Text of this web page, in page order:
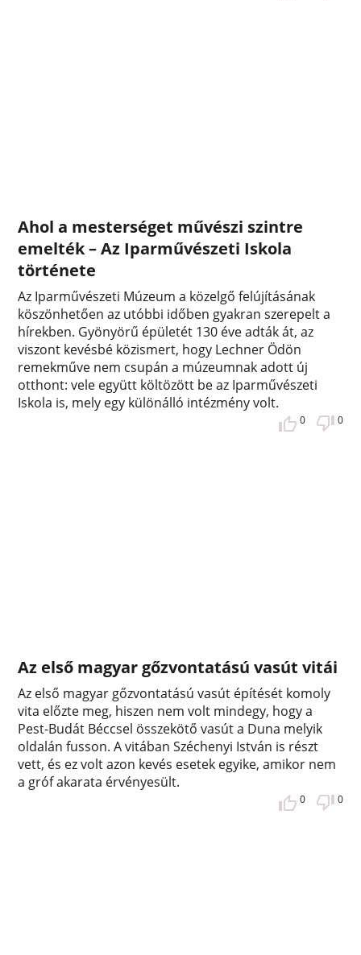
Ahol a mesterséget művészi szintre
emelték – Az Iparművészeti Iskola
története
Az Iparművészeti Múzeum a közelgő felújításának
köszönhetően az utóbbi időben gyakran szerepelt a
hírekben. Gyönyörű épületét 130 éve adták át, az
viszont kevésbé közismert, hogy Lechner Ödön
remekműve nem csupán a múzeumnak adott új
otthont: vele együtt költözött be az Iparművészeti
Iskola is, mely egy különálló intézmény volt.
0 0
Az első magyar gőzvontatású vasút vitái
Az első magyar gőzvontatású vasút építését komoly
vita előzte meg, hiszen nem volt mindegy, hogy a
Pest-Budát Béccsel összekötő vasút a Duna melyik
oldalán fusson. A vitában Széchenyi István is részt
vett, és ez volt azon kevés esetek egyike, amikor nem
a gróf akarata érvényesült.
0 0